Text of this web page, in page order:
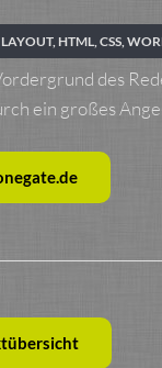
HTML, CSS,
des
ein großes